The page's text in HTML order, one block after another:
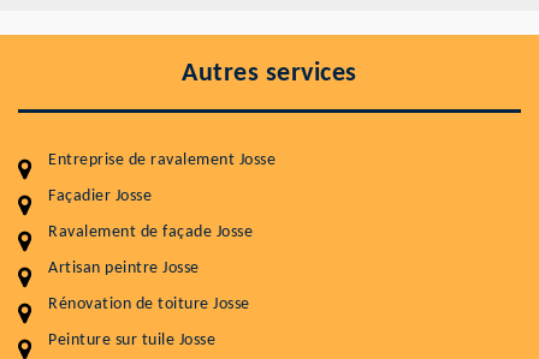
Autres services
Entreprise de ravalement Josse
Façadier Josse
Ravalement de façade Josse
Artisan peintre Josse
Rénovation de toiture Josse
Peinture sur tuile Josse
Entretenir votre toiture, c'est préserver sa
Plus de 15 ans d'expérience en couverture et facade